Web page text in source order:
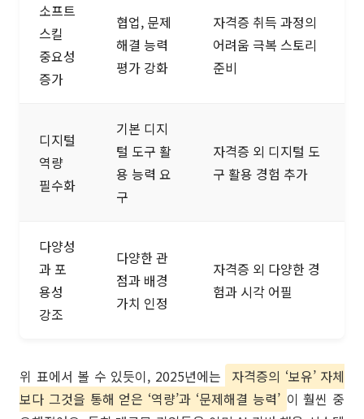
소프트
스킬
중요성
증가
협업, 문제
해결 능력
평가 강화
자격증 취득 과정의
어려움 극복 스토리
준비
디지털
역량
필수화
기본 디지
털 도구 활
용 능력 요
구
자격증 외 디지털 도
구 활용 경험 추가
다양성
과 포
용성
강조
다양한 관
점과 배경
가치 인정
자격증 외 다양한 경
험과 시각 어필
위 표에서 볼 수 있듯이, 2025년에는
자격증의 ‘보유’ 자체
보다 그것을 통해 얻은 ‘역량’과 ‘문제해결 능력’ 이 훨씬 중